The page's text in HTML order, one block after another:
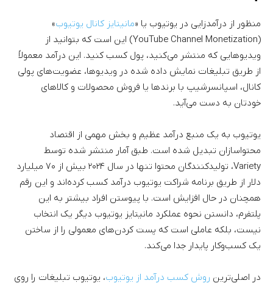
منظور از درآمدزایی در یوتیوب یا «مانیتایز کانال یوتیوب»
(YouTube Channel Monetization) این است که بتوانید از
ویدیوهایی که منتشر می‌کنید، پول کسب کنید. این درآمد معمولاً
از طریق تبلیغات نمایش داده شده در ویدیوها، عضویت‌های پولی
کانال، اسپانسرشیپ با برندها یا فروش محصولات و کالاهای
خودتان به دست می‌آید.
یوتیوب به یک منبع درآمد عظیم و بخش مهمی از اقتصاد
محتواسازان تبدیل شده است. طبق آمار منتشر شده توسط
Variety، تولیدکنندگان محتوا تنها در سال ۲۰۲۴ بیش از ۷۰ میلیارد
دلار از طریق برنامه شراکت یوتیوب درآمد کسب کرده‌اند و این رقم
همچنان در حال افزایش است. با پیوستن افراد بیشتر به این
پلتفرم، دانستن نحوه عملکرد مانیتایز یوتیوب دیگر یک انتخاب
نیست، بلکه عاملی است که پست کردن‌های معمولی را از ساختن
یک کسب‌وکار پایدار جدا می‌کند.
در اصلی‌ترین روش کسب درآمد از یوتیوب، یوتیوب تبلیغات را روی